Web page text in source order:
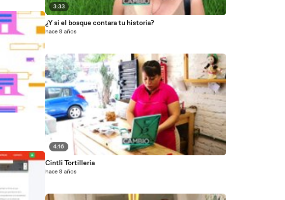
3:33
¿Y si el bosque contara tu historia?
hace 8 años
4:16
Cintli Tortilleria
hace 8 años